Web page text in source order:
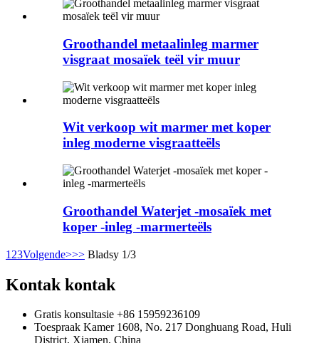
Groothandel metaalinleg marmer
visgraat mosaïek teël vir muur
Wit verkoop wit marmer met koper
inleg moderne visgraatteëls
Groothandel Waterjet -mosaïek met
koper -inleg -marmerteëls
1 23Volgende>>> Bladsy 1/3
Kontak kontak
Gratis konsultasie +86 15959236109
Toespraak Kamer 1608, No. 217 Donghuang Road, Huli
District, Xiamen, China